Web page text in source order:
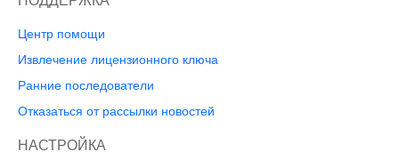
Центр помощи
Извлечение лицензионного ключа
Ранние последователи
Отказаться от рассылки новостей
НАСТРОЙКА